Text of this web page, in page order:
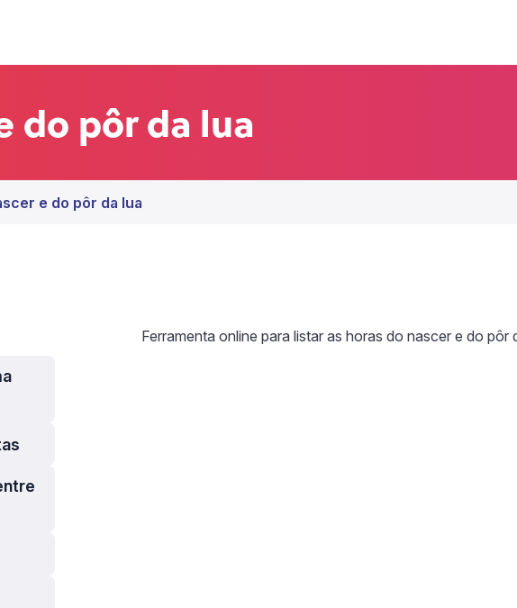
do pôr da lua
e do pôr da lua
Ferramenta online para listar as horas do nascer e do pôr